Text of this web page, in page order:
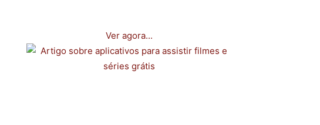
Ver agora...